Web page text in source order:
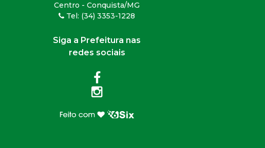
Centro - Conquista/MG
Tel: (34) 3353-1228
Siga a Prefeitura nas
redes sociais